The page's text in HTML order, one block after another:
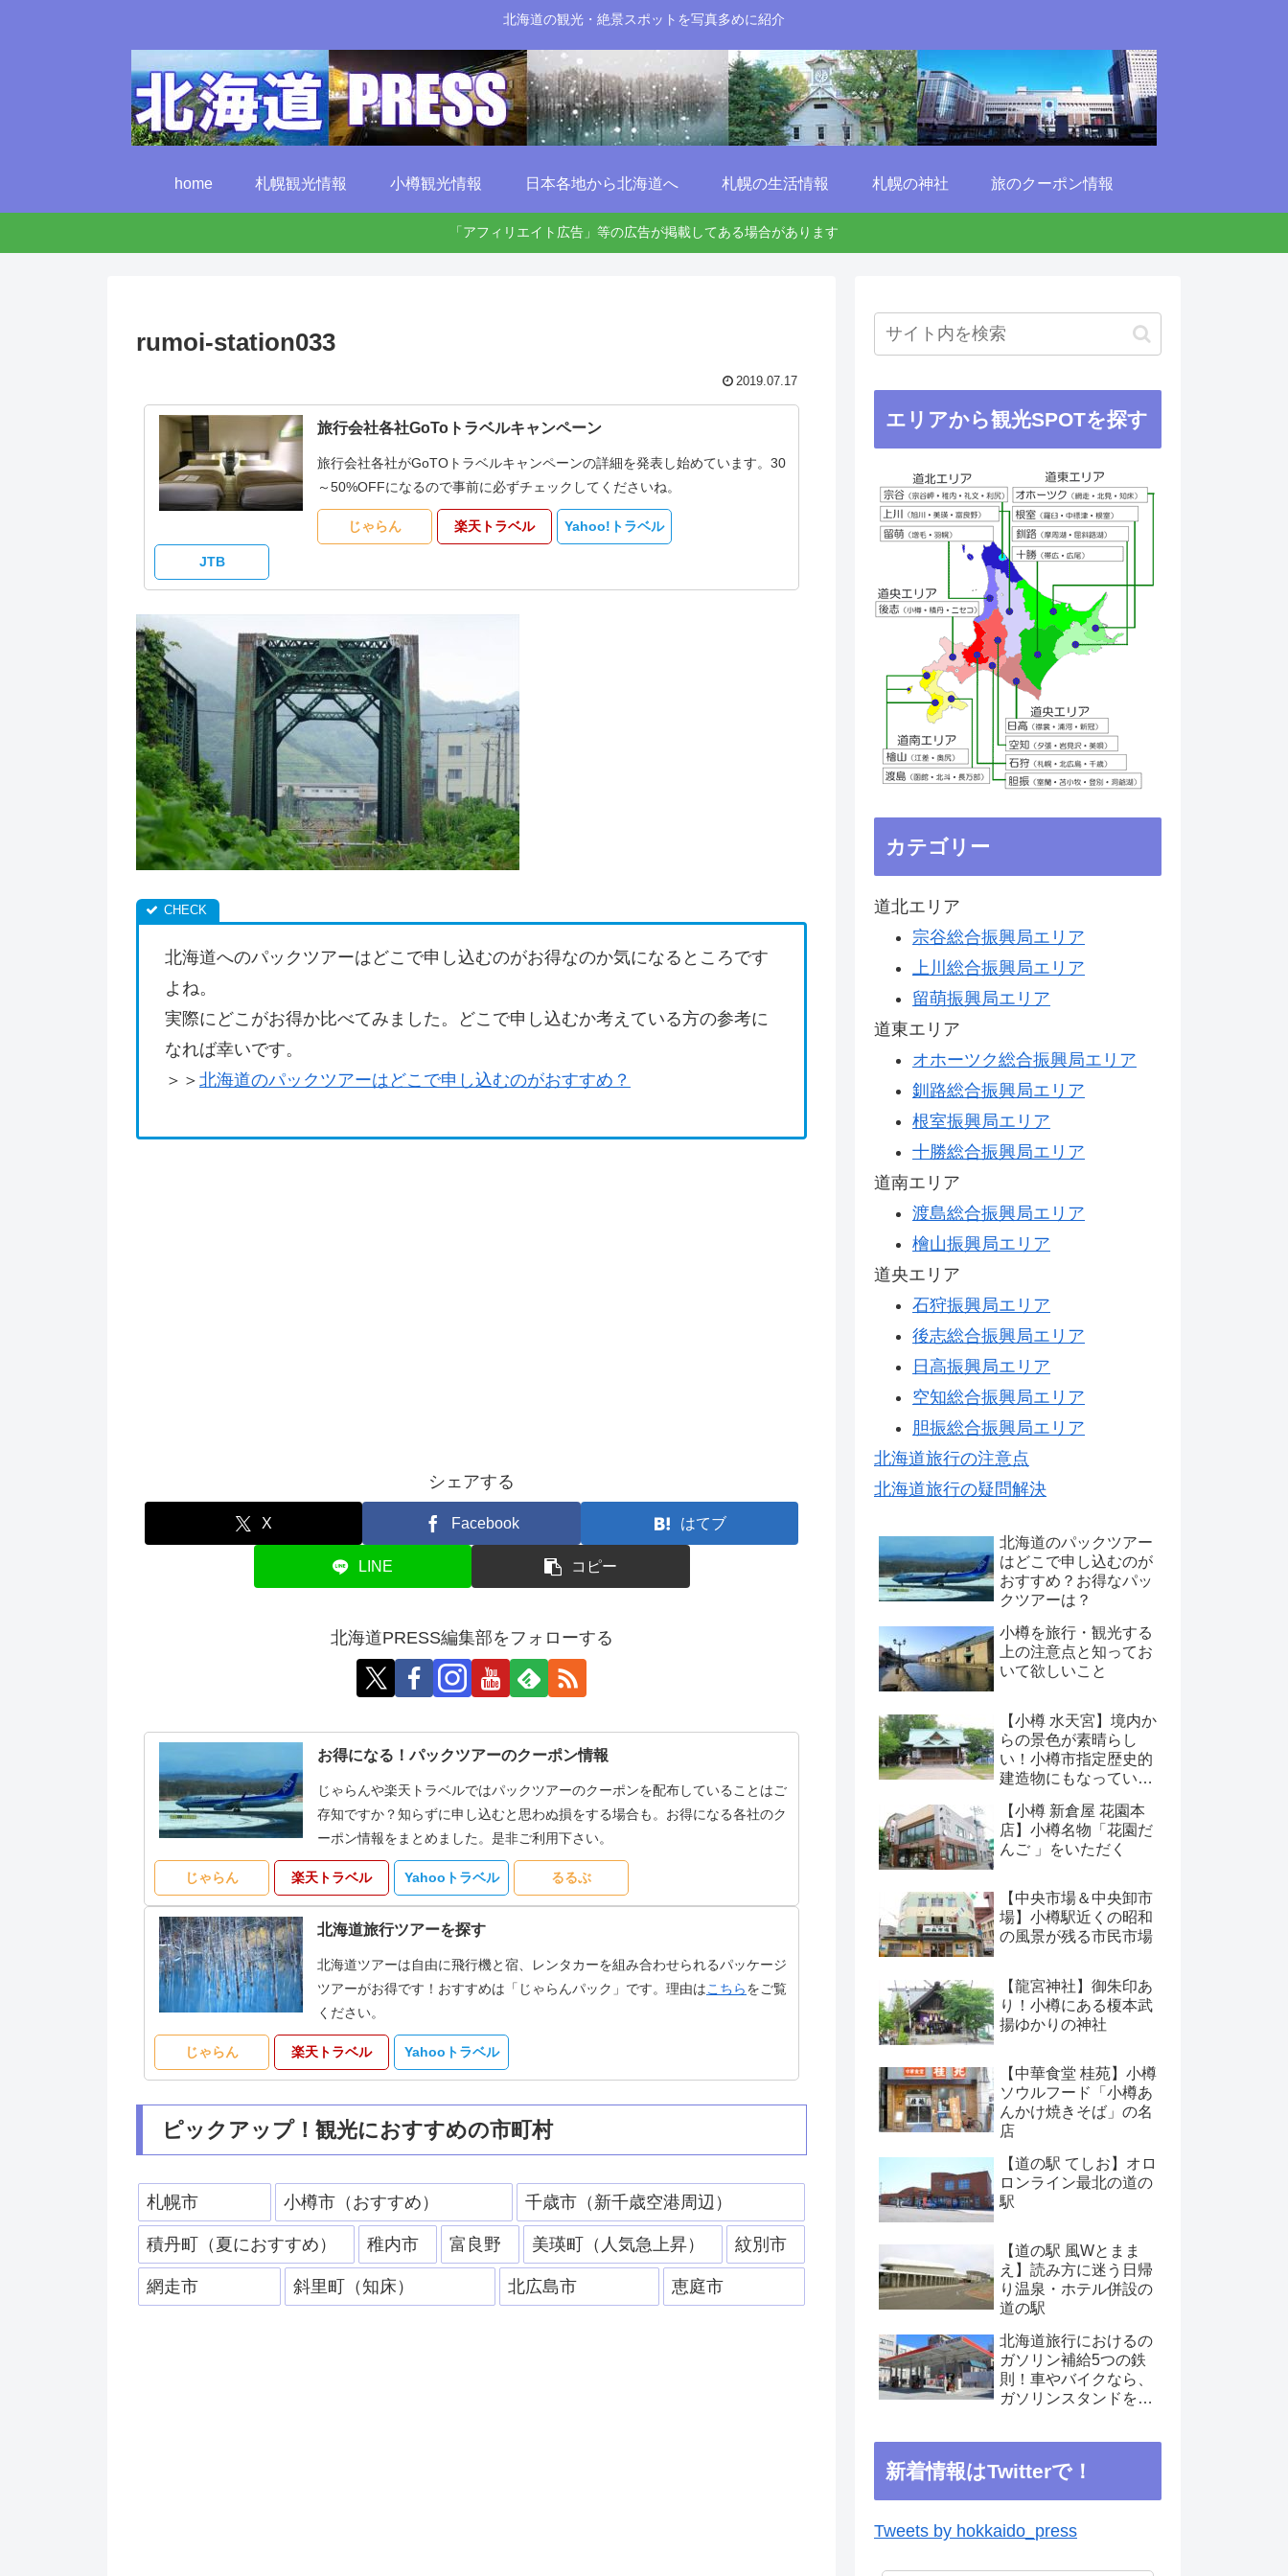
北海道の観光・絶景スポットを写真多めに紹介
home 札幌観光情報 小樽観光情報 日本各地から北海道へ 札幌の生活情報 札幌の神社 旅のクーポン情報
「アフィリエイト広告」等の広告が掲載してある場合があります
rumoi-station033
2019.07.17
旅行会社各社GoToトラベルキャンペーン
旅行会社各社がGoTOトラベルキャンペーンの詳細を発表し始めています。30
～50%OFFになるので事前に必ずチェックしてくださいね。
じゃらん 楽天トラベル Yahoo!トラベル
JTB
北海道へのパックツアーはどこで申し込むのがお得なのか気になるところです
よね。
実際にどこがお得か比べてみました。どこで申し込むか考えている方の参考に
なれば幸いです。
＞＞ 北海道のパックツアーはどこで申し込むのがおすすめ？
シェアする
X Facebook はてブ
LINE コピー
北海道PRESS編集部をフォローする
お得になる！パックツアーのクーポン情報
じゃらんや楽天トラベルではパックツアーのクーポンを配布していることはご
存知ですか？知らずに申し込むと思わぬ損をする場合も。お得になる各社のク
ーポン情報をまとめました。是非ご利用下さい。
じゃらん 楽天トラベル Yahooトラベル るるぶ
北海道旅行ツアーを探す
北海道ツアーは自由に飛行機と宿、レンタカーを組み合わせられるパッケージ
ツアーがお得です！おすすめは「じゃらんパック」です。理由はこちらをご覧
ください。
じゃらん 楽天トラベル Yahooトラベル
ピックアップ！観光におすすめの市町村
札幌市 小樽市（おすすめ） 千歳市（新千歳空港周辺）
積丹町（夏におすすめ） 稚内市 富良野 美瑛町（人気急上昇） 紋別市
網走市 斜里町（知床） 北広島市 恵庭市
エリアから観光SPOTを探す
カテゴリー
道北エリア
宗谷総合振興局エリア
上川総合振興局エリア
留萌振興局エリア
道東エリア
オホーツク総合振興局エリア
釧路総合振興局エリア
根室振興局エリア
十勝総合振興局エリア
道南エリア
渡島総合振興局エリア
檜山振興局エリア
道央エリア
石狩振興局エリア
後志総合振興局エリア
日高振興局エリア
空知総合振興局エリア
胆振総合振興局エリア
北海道旅行の注意点
北海道旅行の疑問解決
北海道のパックツアー
はどこで申し込むのが
おすすめ？お得なパッ
クツアーは？
小樽を旅行・観光する
上の注意点と知ってお
いて欲しいこと
【小樽 水天宮】境内か
らの景色が素晴らし
い！小樽市指定歴史的
建造物にもなっている
【小樽 新倉屋 花園本
店】小樽名物「花園だ
んご 」をいただく
【中央市場＆中央卸市
場】小樽駅近くの昭和
の風景が残る市民市場
【龍宮神社】御朱印あ
り！小樽にある榎本武
揚ゆかりの神社
【中華食堂 桂苑】小樽
ソウルフード「小樽あ
んかけ焼きそば」の名
店
【道の駅 てしお】オロ
ロンライン最北の道の
駅
【道の駅 風Wとまま
え】読み方に迷う日帰
り温泉・ホテル併設の
道の駅
北海道旅行におけるの
ガソリン補給5つの鉄
則！車やバイクなら、
ガソリンスタンドを見
新着情報はTwitterで！
Tweets by hokkaido_press